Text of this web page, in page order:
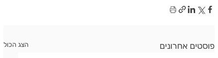
פוסטים אחרונים הצג הכול